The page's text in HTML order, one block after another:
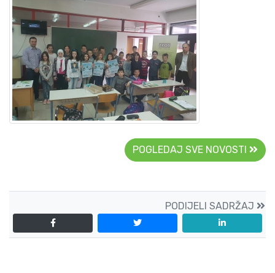
POGLEDAJ SVE NOVOSTI
PODIJELI SADRŽAJ